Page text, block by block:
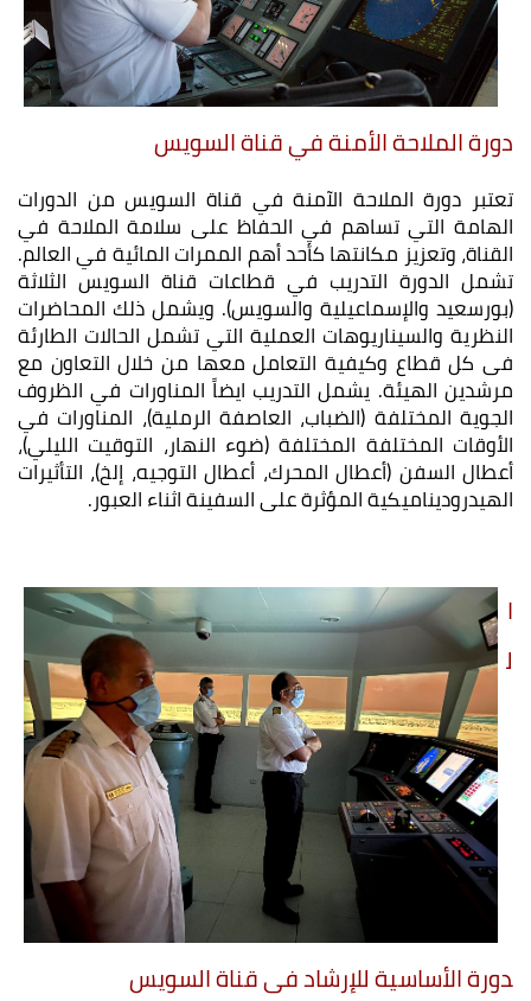
دورة الملاحة الأمنة في قناة السويس
تعتبر دورة الملاحة الآمنة في قناة السويس من الدورات
الهامة التي تساهم في الحفاظ على سلامة الملاحة في
القناة، وتعزيز مكانتها كأحد أهم الممرات المائية في العالم.
تشمل الدورة التدريب في قطاعات قناة السويس الثلاثة
(بورسعيد والإسماعيلية والسويس). ويشمل ذلك المحاضرات
النظرية والسيناريوهات العملية التي تشمل الحالات الطارئة
فى كل قطاع وكيفية التعامل معها من خلال التعاون مع
مرشدين الهيئة. يشمل التدريب ايضاً المناورات في الظروف
الجوية المختلفة (الضباب، العاصفة الرملية)، المناورات في
الأوقات المختلفة المختلفة (ضوء النهار، التوقيت الليلي)،
أعطال السفن (أعطال المحرك، أعطال التوجيه، إلخ)، التأثيرات
الهيدروديناميكية المؤثرة على السفينة اثناء العبور.
ا
ل
دورة الأساسية للإرشاد فى قناة السويس